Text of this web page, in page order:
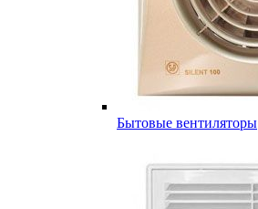
Бытовые вентиляторы